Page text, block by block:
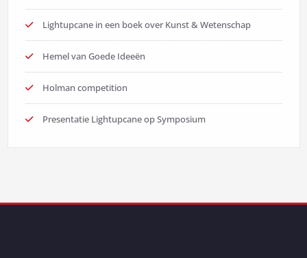
Lightupcane in een boek over Kunst & Wetenschap
Hemel van Goede Ideeën
Holman competition
Presentatie Lightupcane op Symposium